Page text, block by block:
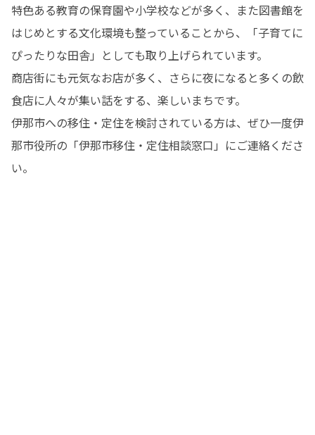
特色ある教育の保育園や小学校などが多く、また図書館を
はじめとする文化環境も整っていることから、「子育てに
ぴったりな田舎」としても取り上げられています。
商店街にも元気なお店が多く、さらに夜になると多くの飲
食店に人々が集い話をする、楽しいまちです。
伊那市への移住・定住を検討されている方は、ぜひ一度伊
那市役所の「伊那市移住・定住相談窓口」にご連絡くださ
い。